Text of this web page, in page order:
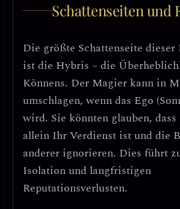
Schattenseiten und
Die größte Schattenseite
ist die Hybris – die
Könnens. Der Magier kann in
umschlagen, wenn das Ego
wird. Sie könnten glauben,
allein Ihr Verdienst ist und die
anderer ignorieren. Dies führt
Isolation und langfristigen
Reputationsverlusten.